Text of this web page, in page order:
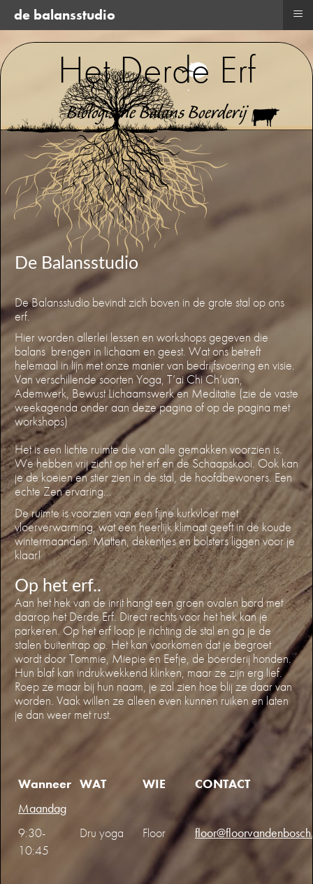
Het Derde Erf
Biologische Balans Boerderij
De Balansstudio
De Balansstudio bevindt zich boven in de grote stal op ons
erf.
Hier worden allerlei lessen en workshops gegeven die
balans brengen in lichaam en geest. Wat ons betreft
helemaal in lijn met onze manier van bedrijfsvoering en visie.
Van verschillende soorten Yoga, T’ai Chi Ch’uan,
Ademwerk, Bewust Lichaamswerk en Meditatie (zie de vaste
weekagenda onder aan deze pagina of op de pagina met
workshops)
Het is een lichte ruimte die van alle gemakken voorzien is.
We hebben vrij zicht op het erf en de Schaapskooi. Ook kan
je de koeien en stier zien in de stal, de hoofdbewoners. Een
echte Zen ervaring...
De ruimte is voorzien van een fijne kurkvloer met
vloerverwarming, wat een heerlijk klimaat geeft in de koude
wintermaanden. Matten, dekentjes en bolsters liggen voor je
klaar!
Op het erf..
Aan het hek van de inrit hangt een groen ovalen bord met
daarop het Derde Erf. Direct rechts voor het hek kan je
parkeren. Op het erf loop je richting de stal en ga je de
stalen buitentrap op. Het kan voorkomen dat je begroet
wordt door Tommie, Miepie en Eefje, de boerderij honden.
Hun blaf kan indrukwekkend klinken, maar ze zijn erg lief.
Roep ze maar bij hun naam, je zal zien hoe blij ze daar van
worden. Vaak willen ze alleen even kunnen ruiken en laten
je dan weer met rust.
Wanneer WAT WIE
CONTACT
Maandag
9:30-
10:45
Dru yoga Floor
de balansstudio ≡